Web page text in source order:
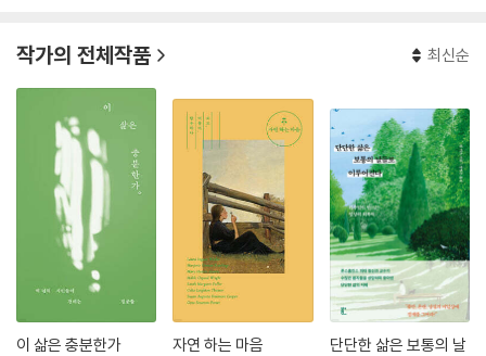
작가의 전체작품 최신순
이 삶은 충분한가 자연 하는 마음
단단한 삶은 보통의 날